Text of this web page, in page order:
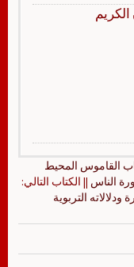
القاموس المحيط
الناس || الكتاب التالي:
ودلالاته التربوية